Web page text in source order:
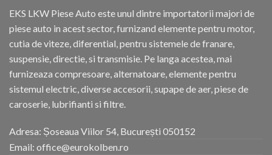
EKS LKW Piese Auto este unul dintre importatorii majori de
piese auto in acest sector, furnizand elemente pentru motor,
cutia de viteze, diferential, pentru sistemele de franare,
suspensie, directie, si transmisie. Pe langa acestea, mai
furnizeaza compresoare, alternatoare, elemente pentru
sistemul electric, diverse accesorii, supape de aer, piese de
caroserie, lubrifianti si filtre.
Adresa: Șoseaua Viilor 54, București 050152
Email: office@eurokolben.ro